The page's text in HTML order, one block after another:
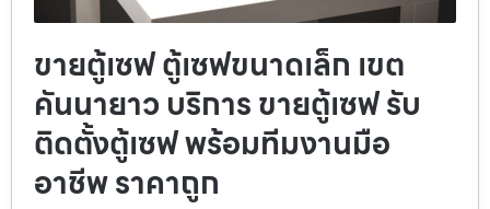
ขายตู้เซฟ ตู้เซฟขนาดเล็ก เขต
คันนายาว บริการ ขายตู้เซฟ รับ
ติดตั้งตู้เซฟ พร้อมทีมงานมือ
อาชีพ ราคาถูก